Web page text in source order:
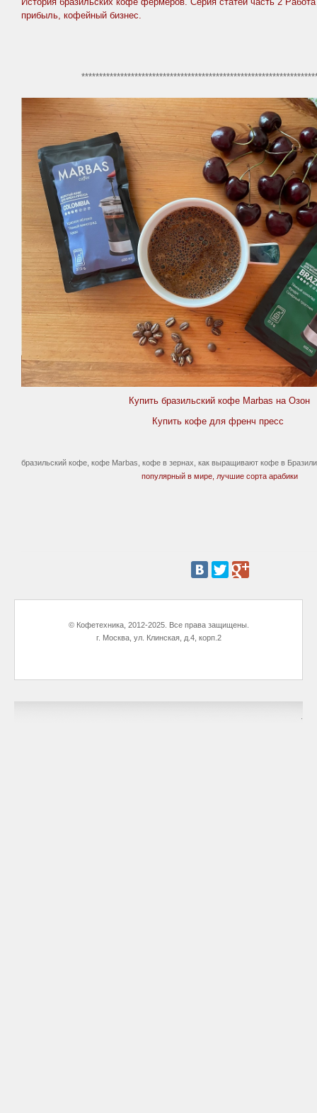
прибыль, кофейный бизнес.
Купить бразильский кофе Marbas на Озон
Купить кофе для френч пресс
бразильский кофе, кофе Marbas, кофе в зернах, как выращивают кофе в
популярный в мире, лучшие сорта арабики
© Кофетехника, 2012-2025. Все права защищены.
г. Москва, ул. Клинская, д.4, корп.2